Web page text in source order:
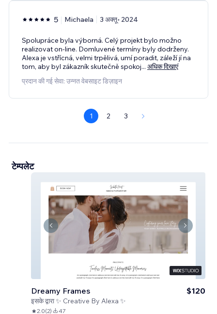
5 Michaela 3 अक्तू॰ 2024
Spolupráce byla výborná. Celý projekt bylo možno
realizovat on-line. Domluvené termíny byly dodrženy.
Alexa je vstřícná, velmi trpělivá, umí poradit, záleží jí na
tom, aby byl zákazník skutečně spokoj... अधिक दिखाएं
प्रदान की गई सेवा: उन्नत वेबसाइट डिज़ाइन
1 2 3
टेम्पलेट
Dreamy Frames
इसके द्वारा✨ Creative By Alexa ✨
$120
2.0(2) 47